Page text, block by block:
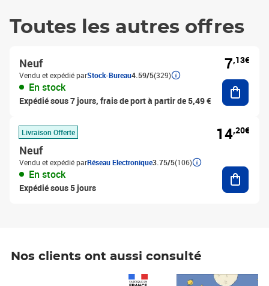
Toutes les autres offres
Neuf
Vendu et expédié parStock-Bureau4.59/5(329)
En stock
Expédié sous 7 jours, frais de port à partir de 5,49 €
7,13€
Livraison Offerte
Neuf
Vendu et expédié parRéseau Electronique3.75/5(106)
En stock
Expédié sous 5 jours
14,20€
Nos clients ont aussi consulté
Prix 7,50€